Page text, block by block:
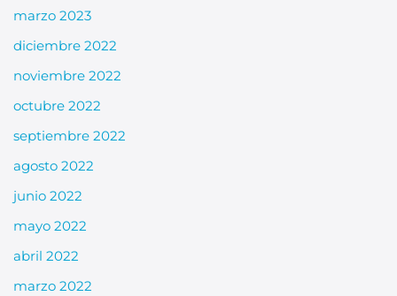
marzo 2023
diciembre 2022
noviembre 2022
octubre 2022
septiembre 2022
agosto 2022
junio 2022
mayo 2022
abril 2022
marzo 2022